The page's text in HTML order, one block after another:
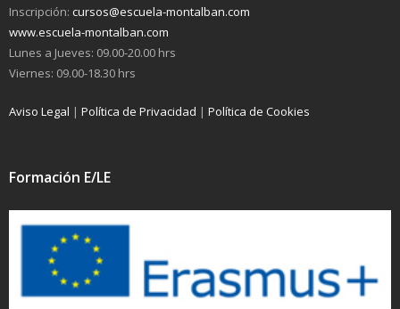
Inscripción: cursos@escuela-montalban.com
www.escuela-montalban.com
Lunes a Jueves: 09.00-20.00 hrs
Viernes: 09.00-18.30 hrs
Aviso Legal | Política de Privacidad | Política de Cookies
Formación E/LE